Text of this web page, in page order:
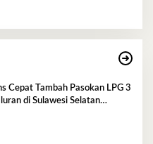
Cepat Tambah Pasokan LPG 3
di Sulawesi Selatan